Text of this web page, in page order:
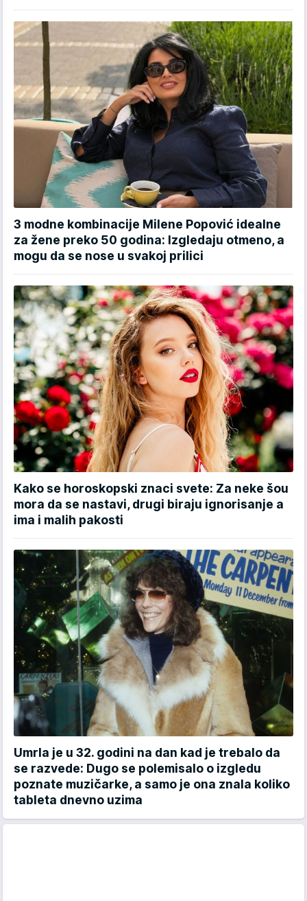
3 modne kombinacije Milene Popović idealne
za žene preko 50 godina: Izgledaju otmeno, a
mogu da se nose u svakoj prilici
Kako se horoskopski znaci svete: Za neke šou
mora da se nastavi, drugi biraju ignorisanje a
ima i malih pakosti
Umrla je u 32. godini na dan kad je trebalo da
se razvede: Dugo se polemisalo o izgledu
poznate muzičarke, a samo je ona znala koliko
tableta dnevno uzima